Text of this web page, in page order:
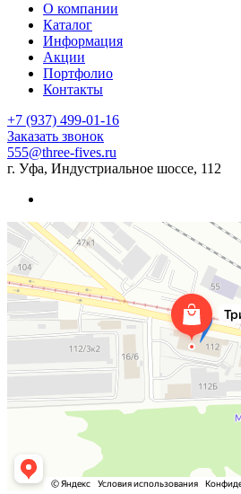
О компании
Каталог
Информация
Акции
Портфолио
Контакты
+7 (937) 499-01-16
Заказать звонок
555@three-fives.ru
г. Уфа, Индустриальное шоссе, 112
Три пятерки
Спортивная одежда и обувь в Уфе
Услуги вышивки в Уфе